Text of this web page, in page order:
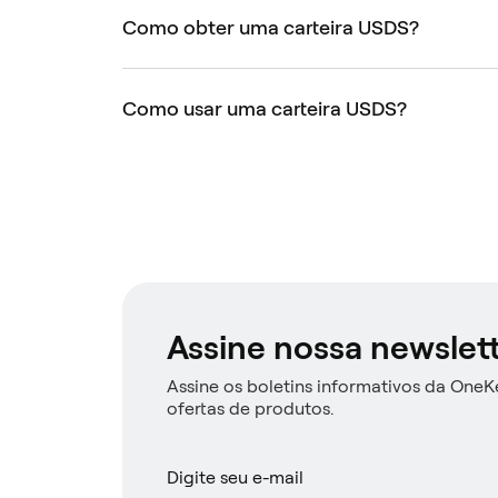
Como obter uma carteira USDS?
Como usar uma carteira USDS?
Assine nossa
Assine os boletins informativos da
ofertas de produtos.